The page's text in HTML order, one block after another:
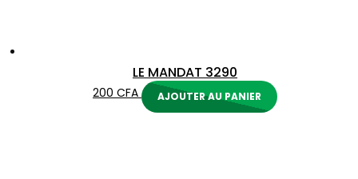
LE MANDAT 3290
200 CFA AJOUTER AU PANIER